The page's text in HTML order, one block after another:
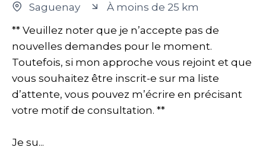
Saguenay
À moins de 25 km
** Veuillez noter que je n’accepte pas de
nouvelles demandes pour le moment.
Toutefois, si mon approche vous rejoint et que
vous souhaitez être inscrit-e sur ma liste
d’attente, vous pouvez m’écrire en précisant
votre motif de consultation. **
Je su...